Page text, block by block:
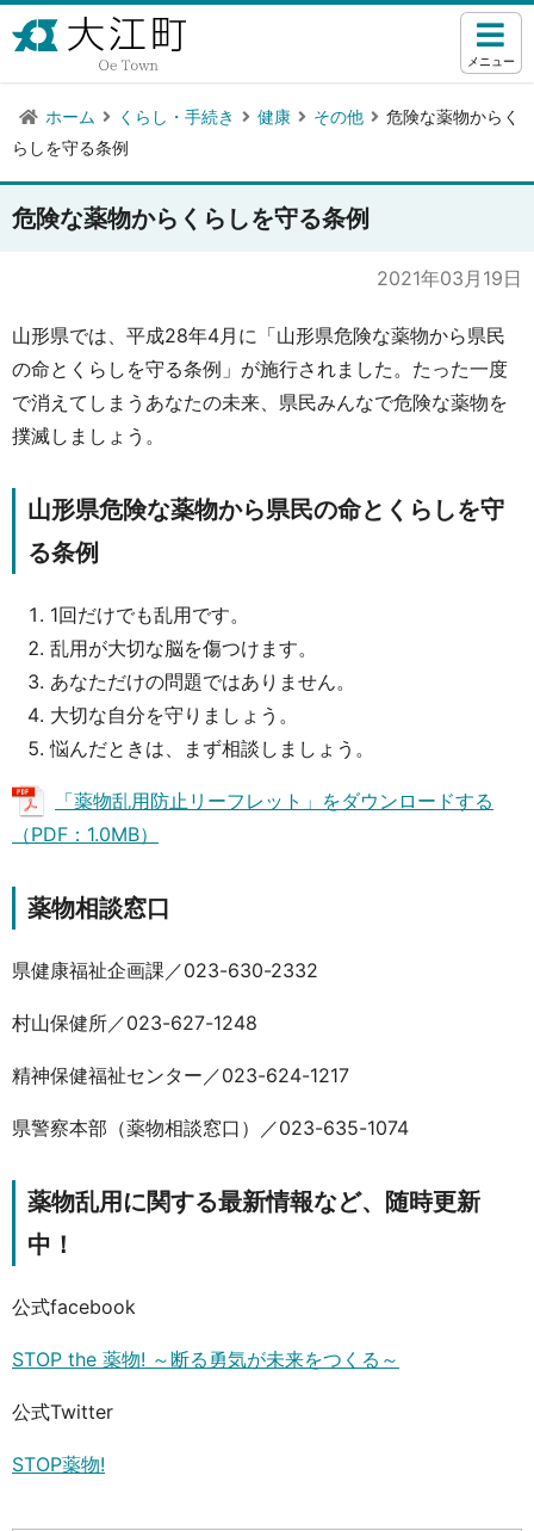
メニュー
ホーム くらし・手続き 健康 その他
危険な薬物からく
らしを守る条例
危険な薬物からくらしを守る条例
2021年03月19日
山形県では、平成28年4月に「山形県危険な薬物から県民
の命とくらしを守る条例」が施行されました。たった一度
で消えてしまうあなたの未来、県民みんなで危険な薬物を
撲滅しましょう。
山形県危険な薬物から県民の命とくらしを守
る条例
1回だけでも乱用です。
乱用が大切な脳を傷つけます。
あなただけの問題ではありません。
大切な自分を守りましょう。
悩んだときは、まず相談しましょう。
「薬物乱用防止リーフレット」をダウンロードする
（PDF：1.0MB）
薬物相談窓口
県健康福祉企画課／023-630-2332
村山保健所／023-627-1248
精神保健福祉センター／023-624-1217
県警察本部（薬物相談窓口）／023-635-1074
薬物乱用に関する最新情報など、随時更新
中！
公式facebook
STOP the 薬物! ～断る勇気が未来をつくる～
公式Twitter
STOP薬物!